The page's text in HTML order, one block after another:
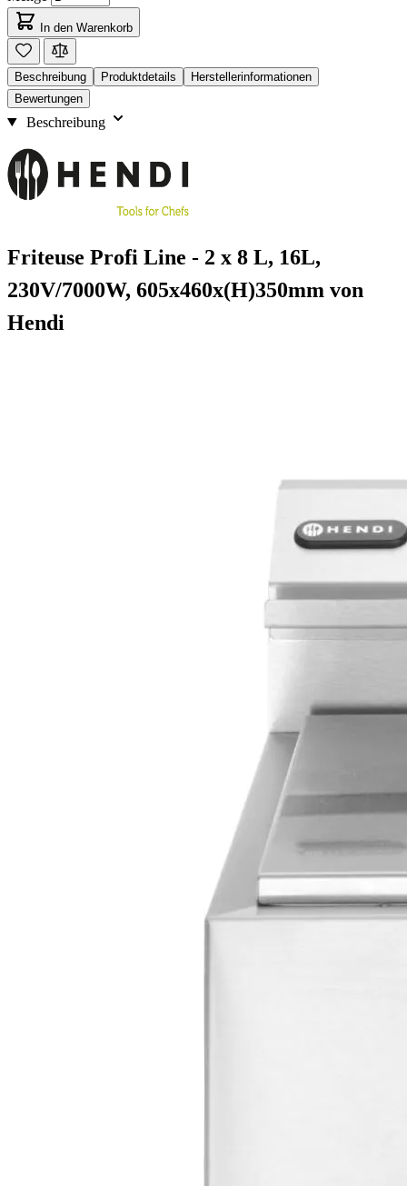
In den Warenkorb
Beschreibung Produktdetails
Herstellerinformationen
Bewertungen
Beschreibung
Friteuse Profi Line - 2 x 8 L, 16L,
230V/7000W, 605x460x(H)350mm von
Hendi